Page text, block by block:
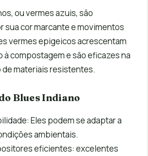
ou vermes azuis, são
sua cor marcante e movimentos
vermes epigeicos acrescentam
à compostagem e são eficazes na
materiais resistentes.
Blues Indiano
Eles podem se adaptar a
ambientais.
eficientes: excelentes